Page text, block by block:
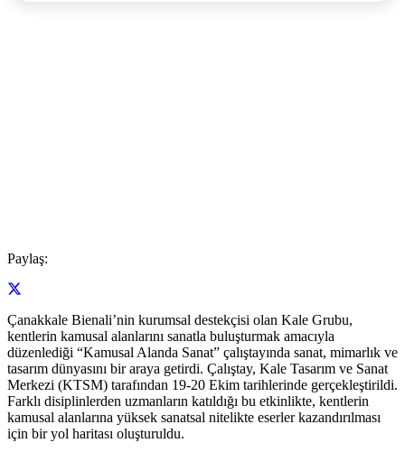
Paylaş:
Çanakkale Bienali’nin kurumsal destekçisi olan Kale Grubu,
kentlerin kamusal alanlarını sanatla buluşturmak amacıyla
düzenlediği “Kamusal Alanda Sanat” çalıştayında sanat, mimarlık ve
tasarım dünyasını bir araya getirdi. Çalıştay, Kale Tasarım ve Sanat
Merkezi (KTSM) tarafından 19-20 Ekim tarihlerinde gerçekleştirildi.
Farklı disiplinlerden uzmanların katıldığı bu etkinlikte, kentlerin
kamusal alanlarına yüksek sanatsal nitelikte eserler kazandırılması
için bir yol haritası oluşturuldu.